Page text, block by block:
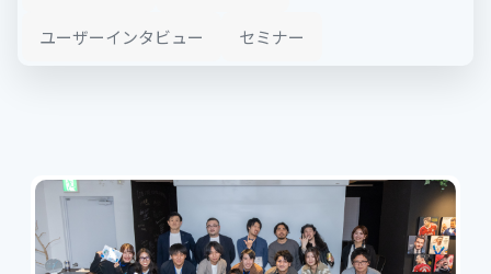
ユーザーインタビュー セミナー